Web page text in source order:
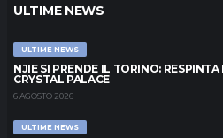
ULTIME NEWS
ULTIME NEWS
NJIE SI PRENDE IL TORINO: RESPINTA
CRYSTAL PALACE
6 AGOSTO 2026
ULTIME NEWS